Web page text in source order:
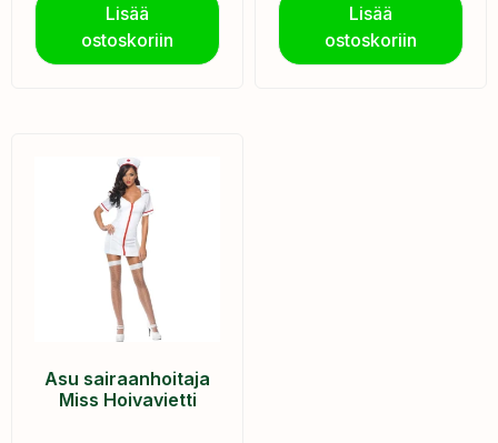
Lisää
ostoskoriin
Lisää
ostoskoriin
Asu sairaanhoitaja
Miss Hoivavietti